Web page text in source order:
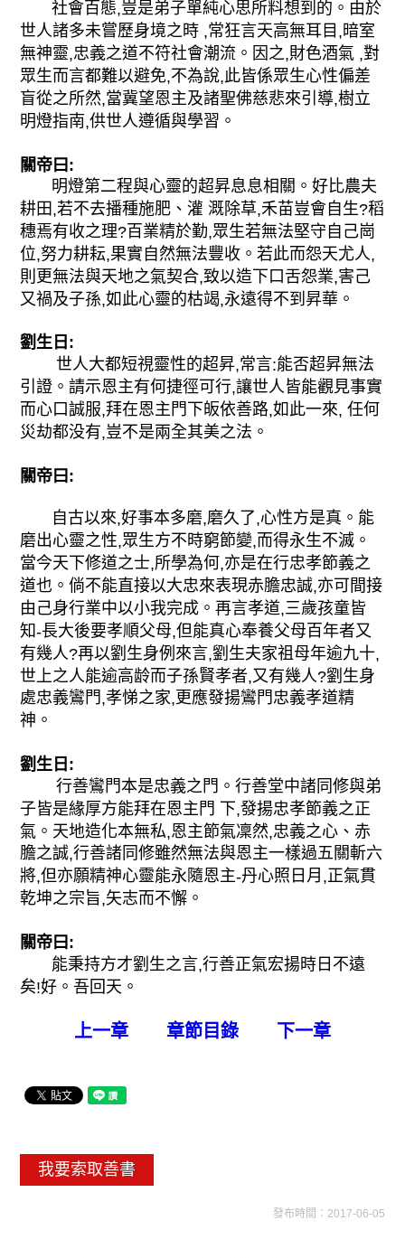
社會百態,豈是弟子單純心思所料想到的。由於
世人諸多未嘗歷身境之時 ,常狂言天高無耳目 ,暗室
無神靈,忠義之道不符社會潮流。因之,財色酒氣 ,對
眾生而言都難以避免,不為說,此皆係眾生心性偏差
盲從之所然,當冀望恩主及諸聖佛慈悲來引導,樹立
明燈指南,供世人遵循與學習。
關帝曰:
明燈第二程與心靈的超昇息息相關。好比農夫
耕田 ,若不去播種施肥、灌 溉除草,禾苗豈會自生?稻
穗焉有收之理?百業精於勤,眾生若無法堅守自己崗
位,努力耕耘,果實自然無法豐收。若此而怨天尤人,
則更無法與天地之氣契合,致以造下口舌怨業,害己
又禍及子孫,如此心靈的枯竭,永遠得不到昇華。
劉生日:
世人大都短視靈性的超昇,常言:能否超昇無法
引證。請示恩主有何捷徑可行,讓世人皆能觀見事實
而心口誠服,拜在恩主門下皈依善路,如此一來,任何
災劫都没有,豈不是兩全其美之法。
關帝曰:
自古以來,好事本多磨,磨久了,心性方是真。能
磨出心靈之性,眾生方不時窮節變,而得永生不滅。
當今天下修道之士,所學為何,亦是在行忠孝節義之
道也。倘不能直接以大忠來表現赤膽忠誠,亦可間接
由己身行業中以小我完成。再言孝道,三歲孩童皆
知-長大後要孝順父母,但能真心奉養父母百年者又
有幾人?再以劉生身例來言,劉生夫家祖母年逾九十,
世上之人能逾高龄而子孫賢孝者,又有幾人?劉生身
處忠義鸞門 ,孝悌之家,更應發揚鸞門忠義孝道精
神。
劉生日:
行善鸞門本是忠義之門。行善堂中諸同修與弟
子皆是緣厚方能拜在恩主門 下,發揚忠孝節義之正
氣。天地造化本無私,恩主節氣凜然,忠義之心、赤
膽之誠,行善諸同修雖然無法與恩主一樣過五關斬六
將,但亦願精神心靈能永隨恩主-丹心照日月 ,正氣貫
乾坤之宗旨,矢志而不懈。
關帝曰:
能秉持方才劉生之言,行善正氣宏揚時日不遠
矣!好。吾回天。
上一章 章節目錄 下一章
我要索取善書
發布時間：2017-06-05